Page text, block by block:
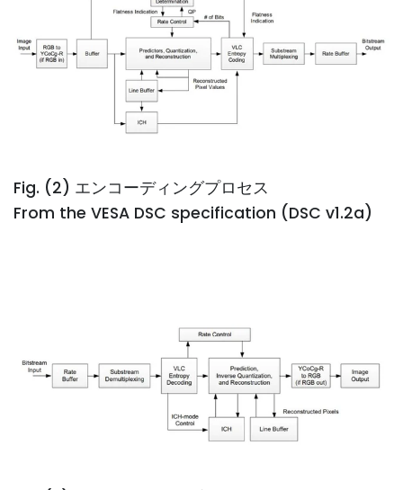
Fig. (2) エンコーディングプロセス
From the VESA DSC specification (DSC v1.2a)